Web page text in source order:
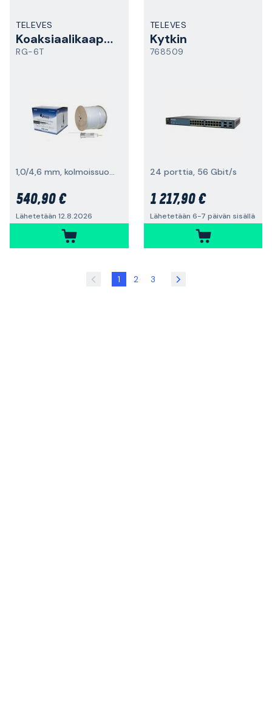
TELEVES
Koaksiaalikaapeli
RG-6T
1,0/4,6 mm, kolmoissuojattu
540,90 €
Lähetetään 12.8.2026
TELEVES
Kytkin
768509
24 porttia, 56 Gbit/s
1 217,90 €
Lähetetään 6-7 päivän sisällä
1 2 3